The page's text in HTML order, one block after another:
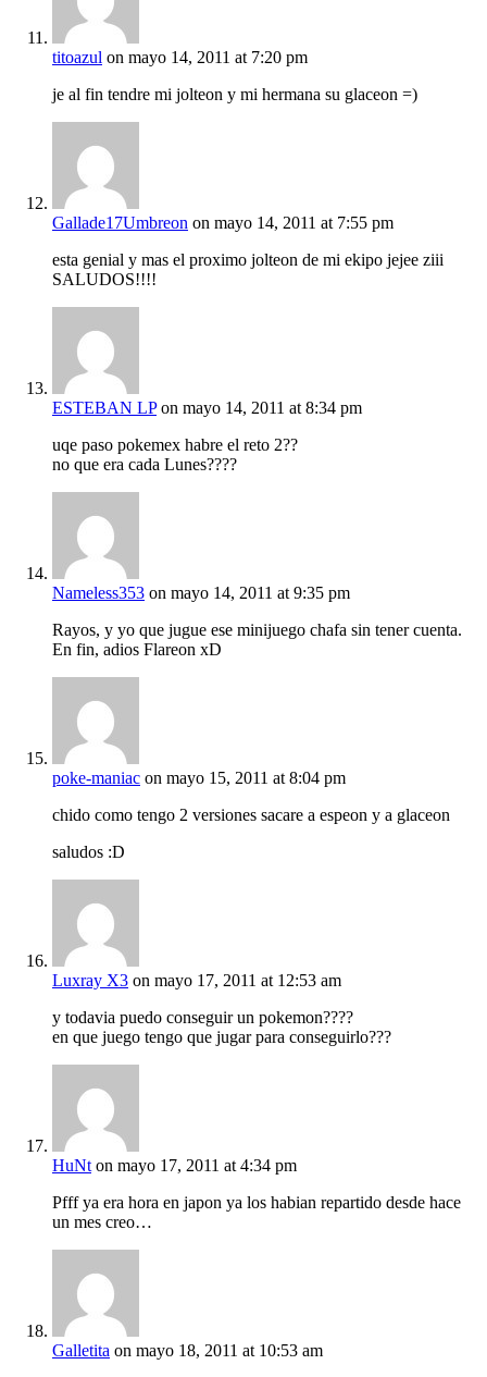
titoazul on mayo 14, 2011 at 7:20 pm
je al fin tendre mi jolteon y mi hermana su glaceon =)
Gallade17Umbreon on mayo 14, 2011 at 7:55 pm
esta genial y mas el proximo jolteon de mi ekipo jejee ziii
SALUDOS!!!!
ESTEBAN LP on mayo 14, 2011 at 8:34 pm
uqe paso pokemex habre el reto 2??
no que era cada Lunes????
Nameless353 on mayo 14, 2011 at 9:35 pm
Rayos, y yo que jugue ese minijuego chafa sin tener cuenta.
En fin, adios Flareon xD
poke-maniac on mayo 15, 2011 at 8:04 pm
chido como tengo 2 versiones sacare a espeon y a glaceon
saludos :D
Luxray X3 on mayo 17, 2011 at 12:53 am
y todavia puedo conseguir un pokemon????
en que juego tengo que jugar para conseguirlo???
HuNt on mayo 17, 2011 at 4:34 pm
Pfff ya era hora en japon ya los habian repartido desde hace
un mes creo…
Galletita on mayo 18, 2011 at 10:53 am